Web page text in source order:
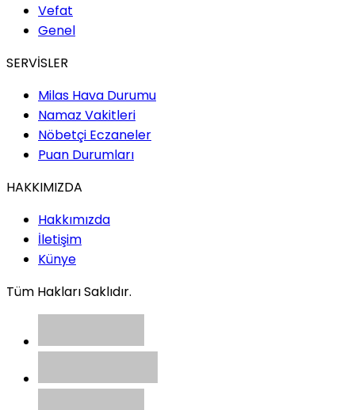
Vefat
Genel
SERVİSLER
Milas Hava Durumu
Namaz Vakitleri
Nöbetçi Eczaneler
Puan Durumları
HAKKIMIZDA
Hakkımızda
İletişim
Künye
Tüm Hakları Saklıdır.